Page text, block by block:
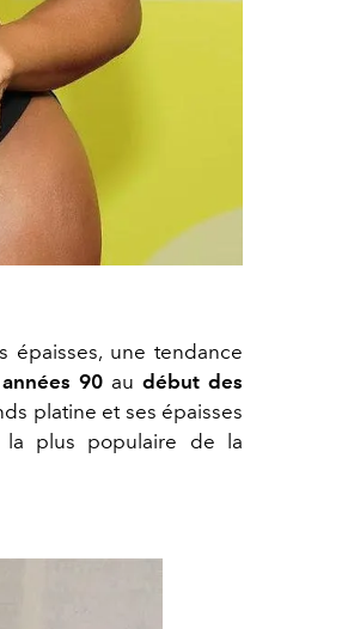
épaisses, une tendance
90 audébut des
platine et ses épaisses
la plus populaire de la